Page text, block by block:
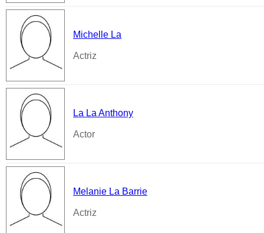
Michelle La
Actriz
La La Anthony
Actor
Melanie La Barrie
Actriz